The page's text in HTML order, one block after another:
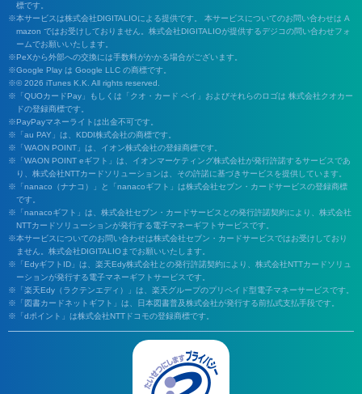
標です。
本サービスは株式会社DIGITALIOによる提供です。 本サービスについてのお問い合わせは A
mazon ではお受けしておりません。株式会社DIGITALIOが提供するデジコの問い合わせフォ
ームでお願いいたします。
PeXから外部への交換には手数料がかかる場合がございます。
Google Play は Google LLC の商標です。
© 2026 iTunes K.K. All rights reserved.
「QUOカードPay」もしくは「クオ・カード ペイ」およびそれらのロゴは 株式会社クオカー
ドの登録商標です。
PayPayマネーライトは出金不可です。
「au PAY」は、KDDI株式会社の商標です。
「WAON POINT」は、イオン株式会社の登録商標です。
「WAON POINT eギフト」は、イオンマーケティング株式会社が発行許諾するサービスであ
り、株式会社NTTカードソリューションは、その許諾に基づきサービスを提供しています。
「nanaco（ナナコ）」と「nanacoギフト」は株式会社セブン・カードサービスの登録商標
です。
「nanacoギフト」は、株式会社セブン・カードサービスとの発行許諾契約により、株式会社
NTTカードソリューションが発行する電子マネーギフトサービスです。
本サービスについてのお問い合わせは株式会社セブン・カードサービスではお受けしており
ません。株式会社DIGITALIOまでお願いいたします。
「EdyギフトID」は、楽天Edy株式会社との発行許諾契約により、株式会社NTTカードソリュ
ーションが発行する電子マネーギフトサービスです。
「楽天Edy（ラクテンエディ）」は、楽天グループのプリペイド型電子マネーサービスです。
「図書カードネットギフト」は、日本図書普及株式会社が発行する前払式支払手段です。
「dポイント」は株式会社NTTドコモの登録商標です。